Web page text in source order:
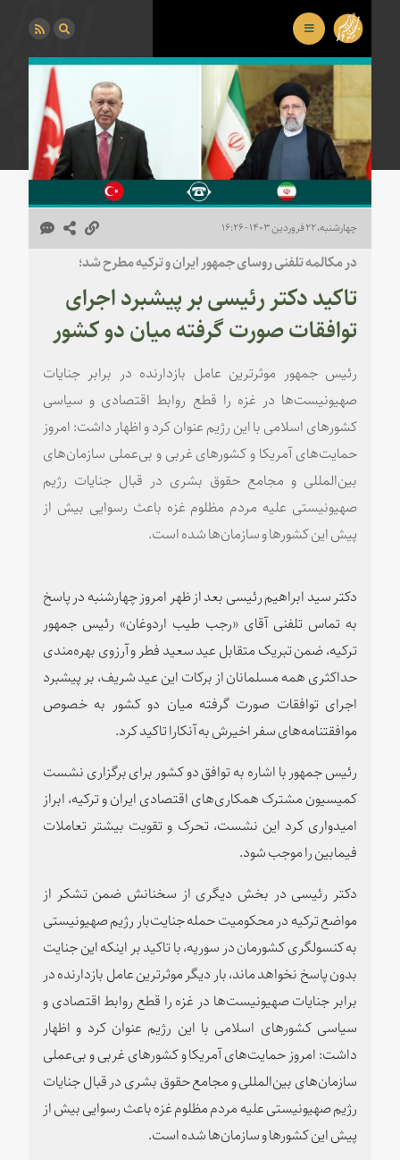
چهارشنبه، ۲۲ فروردین ۱۴۰۳ - ۱۶:۲۶
در مکالمه تلفنی روسای جمهور ایران و ترکیه مطرح شد؛
تاکید دکتر رئیسی بر پیشبرد اجرای
توافقات صورت گرفته میان دو کشور
رئیس جمهور موثرترین عامل بازدارنده در برابر جنایات
صهیونیست‌ها در غزه را قطع روابط اقتصادی و سیاسی
کشورهای اسلامی با این رژیم عنوان کرد و اظهار داشت: امروز
حمایت‌های آمریکا و کشورهای غربی و بی‌عملی سازمان‌های
بین‌المللی و مجامع حقوق بشری در قبال جنایات رژیم
صهیونیستی علیه مردم مظلوم غزه باعث رسوایی بیش از
پیش این کشورها و سازمان‌ها شده است.
دکتر سید ابراهیم رئیسی بعد از ظهر امروز چهارشنبه در پاسخ
به تماس تلفنی آقای «رجب طیب اردوغان» رئیس جمهور
ترکیه، ضمن تبریک متقابل عید سعید فطر و آرزوی بهره‌مندی
حداکثری همه مسلمانان از برکات این عید شریف، بر پیشبرد
اجرای توافقات صورت گرفته میان دو کشور به خصوص
موافقتنامه‌های سفر اخیرش به آنکارا تاکید کرد.
رئیس جمهور با اشاره به توافق دو کشور برای برگزاری نشست
کمیسیون مشترک همکاری‌های اقتصادی ایران و ترکیه، ابراز
امیدواری کرد این نشست، تحرک و تقویت بیشتر تعاملات
فیمابین را موجب شود.
دکتر رئیسی در بخش دیگری از سخنانش ضمن تشکر از
مواضع ترکیه در محکومیت حمله جنایت‌بار رژیم صهیونیستی
به کنسولگری کشورمان در سوریه، با تاکید بر اینکه این جنایت
بدون پاسخ نخواهد ماند، بار دیگر موثرترین عامل بازدارنده در
برابر جنایات صهیونیست‌ها در غزه را قطع روابط اقتصادی و
سیاسی کشورهای اسلامی با این رژیم عنوان کرد و اظهار
داشت: امروز حمایت‌های آمریکا و کشورهای غربی و بی‌عملی
سازمان‌های بین‌المللی و مجامع حقوق بشری در قبال جنایات
رژیم صهیونیستی علیه مردم مظلوم غزه باعث رسوایی بیش از
پیش این کشورها و سازمان‌ها شده است.